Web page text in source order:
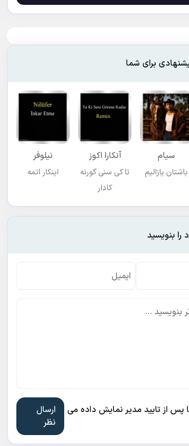
برای شما
سیام
باشتان یازالیم
آنکارا اکوز
تا کی سنی گورنه
کادار
نیلوفر
اینکار اتمه
را بنویسید
پس از تایید مدیر نمایش داده می